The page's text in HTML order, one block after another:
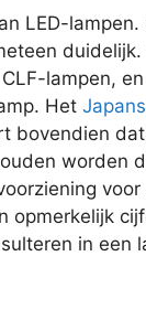
LED-lampen.
duidelijk.
lampen,
Het
bovendien
worden
voor
opmerkelijk
in een